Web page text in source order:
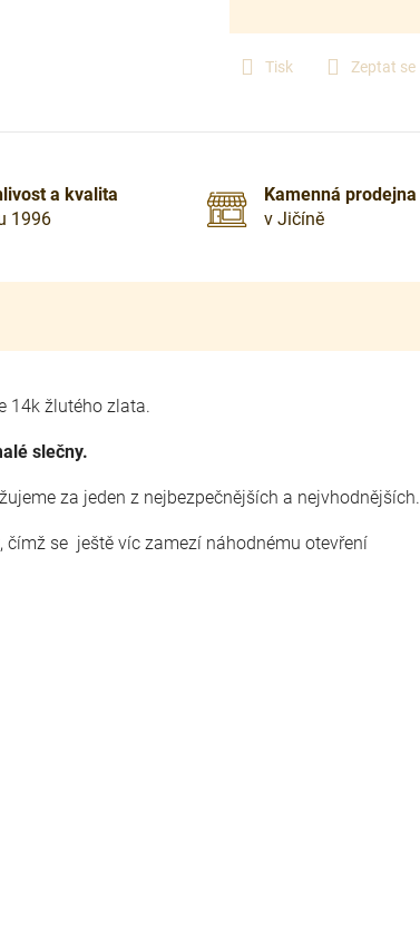
Tisk Zeptat se
a kvalita
1996
Kamenná prodejna
v Jičíně
14k žlutého zlata.
slečny.
za jeden z nejbezpečnějších a nejvhodnějších.
se ještě víc zamezí náhodnému otevření